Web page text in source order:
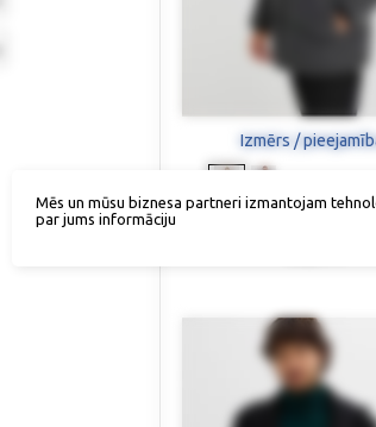
Izmērs /
Mēs un mūsu biznesa partneri izmantojam
par jums informāciju